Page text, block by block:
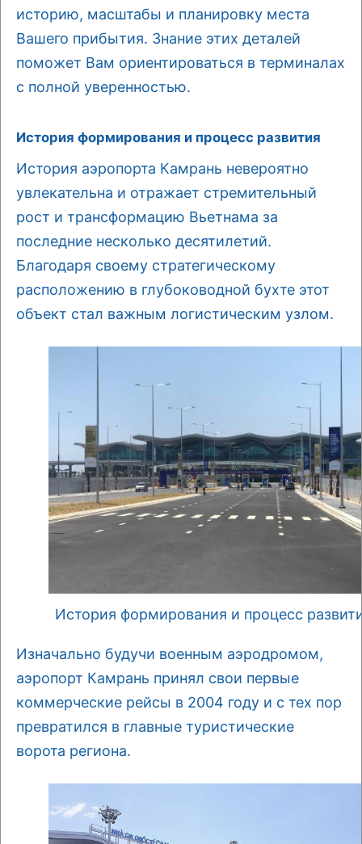
историю, масштабы и планировку места
Вашего прибытия. Знание этих деталей
поможет Вам ориентироваться в терминалах
с полной уверенностью.
История формирования и процесс развития
История аэропорта Камрань невероятно
увлекательна и отражает стремительный
рост и трансформацию Вьетнама за
последние несколько десятилетий.
Благодаря своему стратегическому
расположению в глубоководной бухте этот
объект стал важным логистическим узлом.
История формирования и процесс
Изначально будучи военным аэродромом,
аэропорт Камрань принял свои первые
коммерческие рейсы в 2004 году и с тех пор
превратился в главные туристические
ворота региона.